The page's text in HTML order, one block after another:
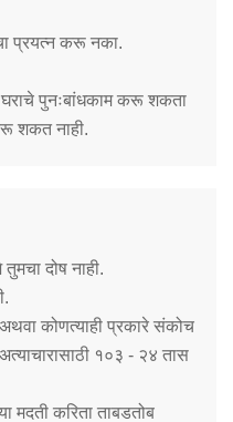
प्रयत्न करू नका.
घराचे पुनःबांधकाम करू शकता
शकत नाही.
दोष नाही.
कोणत्याही प्रकारे संकोच
१०३ - २४ तास
मदती करिता ताबडतोब